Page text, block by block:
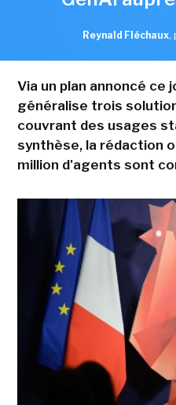
Reynald Fléchaux,
Via un plan annoncé ce
généralise trois
couvrant des usages
synthèse, la rédaction
million d'agents sont